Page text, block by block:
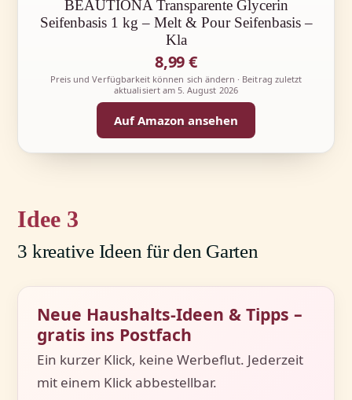
BEAUTIONA Transparente Glycerin
Seifenbasis 1 kg – Melt & Pour Seifenbasis –
Kla
8,99 €
Preis und Verfügbarkeit können sich ändern · Beitrag zuletzt
aktualisiert am5. August 2026
Auf Amazon ansehen
3
3 kreative Ideen für den Garten
Neue Haushalts-Ideen & Tipps –
gratis ins Postfach
Ein kurzer Klick, keine Werbeflut. Jederzeit
mit einem Klick abbestellbar.